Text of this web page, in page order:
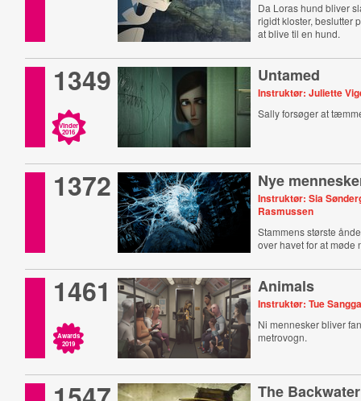
Da Loras hund bliver
rigidt kloster, beslutter
at blive til en hund.
1349
Vinder
2016
Untamed
Instruktør: Juliette
Sally forsøger at
1372 Nye
Instruktør: Sia
Rasmussen
Stammens største
over havet for at møde
1461
Awards
2019
Animals
Instruktør: Tue
Ni mennesker bliver
metrovogn.
The